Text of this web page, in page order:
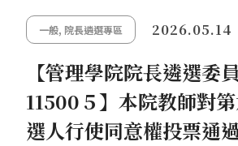
一般, 院長遴選專區 2026.05.14
【管理學院院長遴選委
11500５】本院教師對
選人行使同意權投票通